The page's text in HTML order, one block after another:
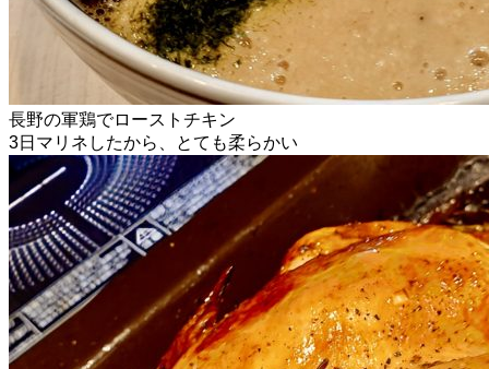
長野の軍鶏でローストチキン
3日マリネしたから、とても柔らかい